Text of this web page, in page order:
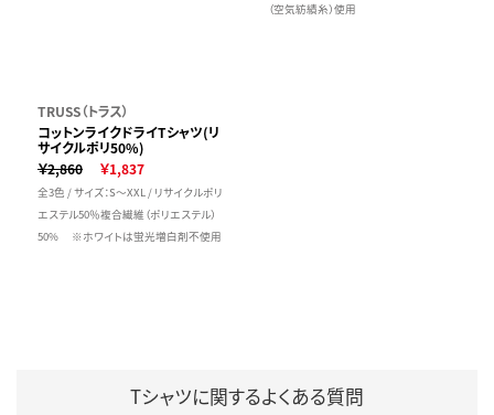
（空気紡績糸）使用
TRUSS（トラス）
コットンライクドライTシャツ(リ
サイクルポリ50%)
￥2,860
￥1,837
全3色 / サイズ：S～XXL / リサイクルポリ
エステル50％複合繊維（ポリエステル）
50% ※ホワイトは蛍光増白剤不使用
Tシャツに関するよくある質問